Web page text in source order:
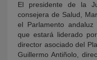
El presidente de la
consejera de Salud,
el Parlamento
que estará liderado
director asociado del
Guillermo Antiñolo,